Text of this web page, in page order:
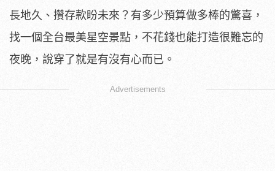
長地久、攢存款盼未來？有多少預算做多棒的驚喜，
找一個全台最美星空景點，不花錢也能打造很難忘的
夜晚，說穿了就是有沒有心而已。
Advertisements